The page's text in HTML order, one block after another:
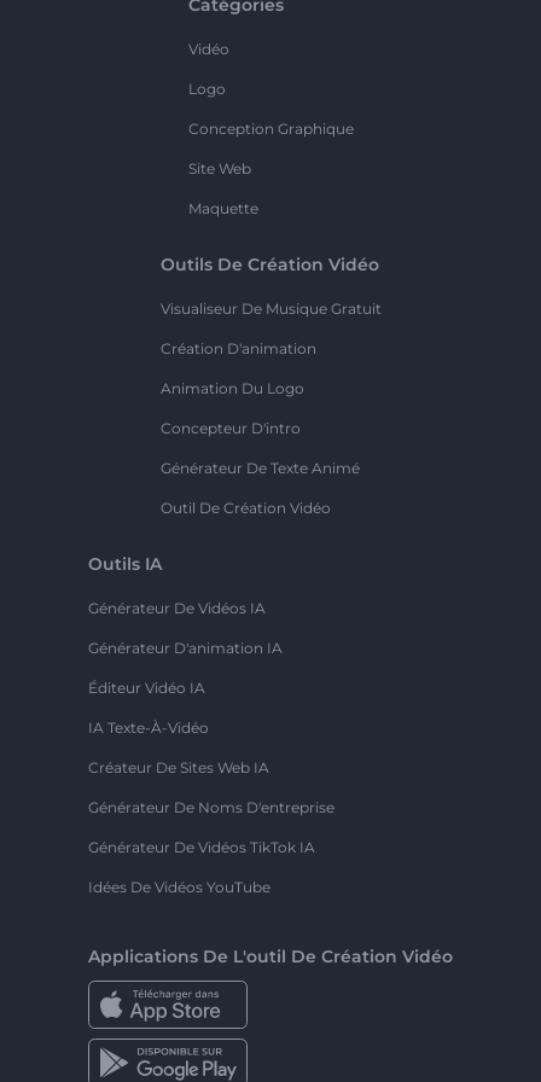
Catégories
Vidéo
Logo
Conception Graphique
Site Web
Maquette
Outils De Création Vidéo
Visualiseur De Musique Gratuit
Création D'animation
Animation Du Logo
Concepteur D'intro
Générateur De Texte Animé
Outil De Création Vidéo
Outils IA
Générateur De Vidéos IA
Générateur D'animation IA
Éditeur Vidéo IA
IA Texte-À-Vidéo
Créateur De Sites Web IA
Générateur De Noms D'entreprise
Générateur De Vidéos TikTok IA
Idées De Vidéos YouTube
Applications De L'outil De Création Vidéo